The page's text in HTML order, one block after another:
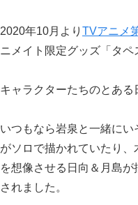
2020年10月より TVアニメ
ニメイト限定グッズ「タペ
キャラクターたちのとある
いつもなら岩泉と一緒に
がソロで描かれていたり
を想像させる日向＆月島
されました。